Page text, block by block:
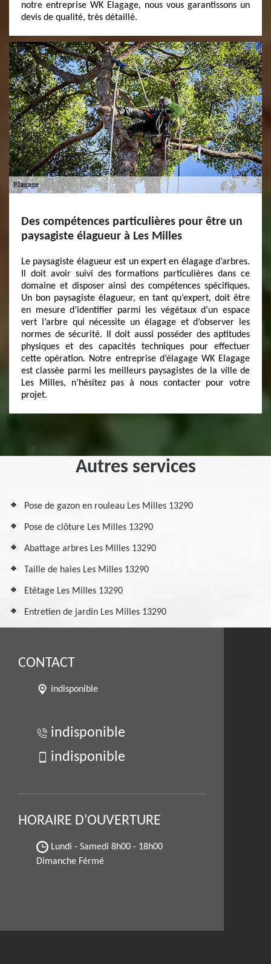
notre entreprise WK Elagage, nous vous garantissons un
devis de qualité, très détaillé.
Des compétences particulières pour être un
paysagiste élagueur à Les Milles
Le paysagiste élagueur est un expert en élagage d’arbres.
Il doit avoir suivi des formations particulières dans ce
domaine et disposer ainsi des compétences spécifiques.
Un bon paysagiste élagueur, en tant qu’expert, doit être
en mesure d’identifier parmi les végétaux d’un espace
vert l’arbre qui nécessite un élagage et d’observer les
normes de sécurité. Il doit aussi posséder des aptitudes
physiques et des capacités techniques pour effectuer
cette opération. Notre entreprise d’élagage WK Elagage
est classée parmi les meilleurs paysagistes de la ville de
Les Milles, n’hésitez pas à nous contacter pour votre
projet.
Autres services
Pose de gazon en rouleau Les Milles 13290
Pose de clôture Les Milles 13290
Abattage arbres Les Milles 13290
Taille de haies Les Milles 13290
Etêtage Les Milles 13290
Entretien de jardin Les Milles 13290
CONTACT
indisponible
indisponible
indisponible
HORAIRE D'OUVERTURE
Lundi - Samedi 8h00 - 18h00
Dimanche Férmé